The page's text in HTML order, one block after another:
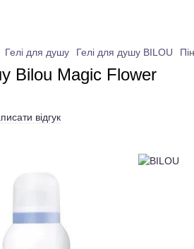
Гелі для душу Гелі для душу BILOU
Bilou Magic Flower
відгук